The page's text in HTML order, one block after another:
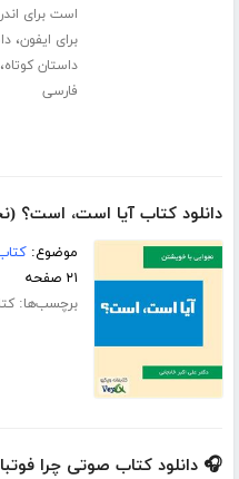
است برای
برای ایفون،
داستان کوتاه
فارسی
دانلود کتاب آیا است، است؟
موضوع:
۲۱ صفحه
برچسب‌ها:
🎧 دانلود کتاب صوتی چرا